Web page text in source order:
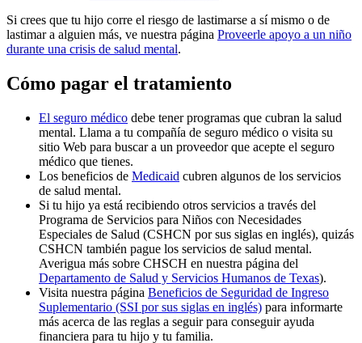
Si crees que tu hijo corre el riesgo de lastimarse a sí mismo o de
lastimar a alguien más, ve nuestra página Proveerle apoyo a un niño
durante una crisis de salud mental.
Cómo pagar el tratamiento
El seguro médico debe tener programas que cubran la salud
mental. Llama a tu compañía de seguro médico o visita su
sitio Web para buscar a un proveedor que acepte el seguro
médico que tienes.
Los beneficios de Medicaid cubren algunos de los servicios
de salud mental.
Si tu hijo ya está recibiendo otros servicios a través del
Programa de Servicios para Niños con Necesidades
Especiales de Salud (CSHCN por sus siglas en inglés), quizás
CSHCN también pague los servicios de salud mental.
Averigua más sobre CHSCH en nuestra página del
Departamento de Salud y Servicios Humanos de Texas).
Visita nuestra página Beneficios de Seguridad de Ingreso
Suplementario (SSI por sus siglas en inglés) para informarte
más acerca de las reglas a seguir para conseguir ayuda
financiera para tu hijo y tu familia.